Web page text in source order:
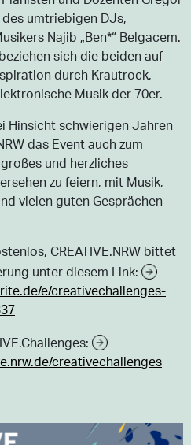
umtriebigen DJs,
Najib „Ben*“ Belgacem.
sich die beiden auf
durch Krautrock,
Musik der 70er.
Hinsicht schwierigen Jahren
das Event auch zum
und herzliches
zu feiern, mit Musik,
vielen guten Gesprächen
CREATIVE.NRW bittet
unter diesem Link:
e/creativechallenges-
creativechallenges